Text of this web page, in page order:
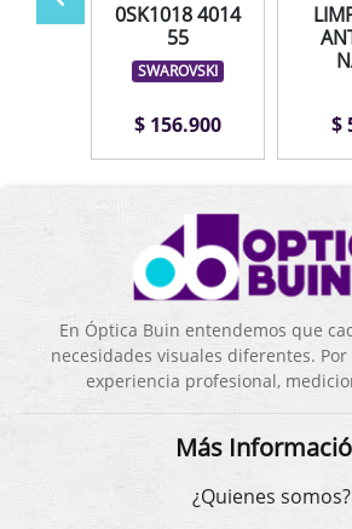
0SK1018 4014
55
SWAROVSKI
$ 156.900 $
En Óptica Buin entendemos que
necesidades visuales diferentes.
experiencia profesional,
Más
¿Quienes somos?